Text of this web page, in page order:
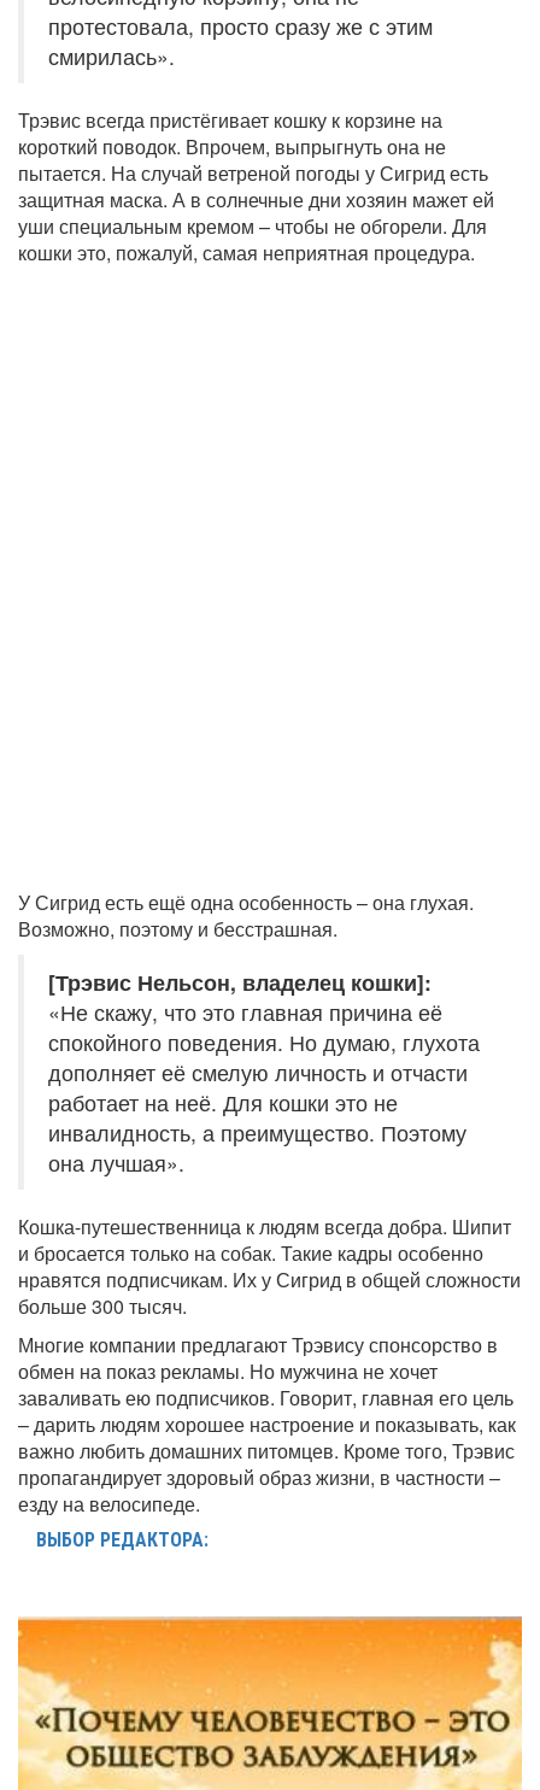
протестовала, просто сразу же с этим
смирилась».
Трэвис всегда пристёгивает кошку к корзине на
короткий поводок. Впрочем, выпрыгнуть она не
пытается. На случай ветреной погоды у Сигрид есть
защитная маска. А в солнечные дни хозяин мажет ей
уши специальным кремом – чтобы не обгорели. Для
кошки это, пожалуй, самая неприятная процедура.
У Сигрид есть ещё одна особенность – она глухая.
Возможно, поэтому и бесстрашная.
[Трэвис Нельсон, владелец кошки]:
«Не скажу, что это главная причина её
спокойного поведения. Но думаю, глухота
дополняет её смелую личность и отчасти
работает на неё. Для кошки это не
инвалидность, а преимущество. Поэтому
она лучшая».
Кошка-путешественница к людям всегда добра. Шипит
и бросается только на собак. Такие кадры особенно
нравятся подписчикам. Их у Сигрид в общей сложности
больше 300 тысяч.
Многие компании предлагают Трэвису спонсорство в
обмен на показ рекламы. Но мужчина не хочет
заваливать ею подписчиков. Говорит, главная его цель
– дарить людям хорошее настроение и показывать, как
важно любить домашних питомцев. Кроме того, Трэвис
пропагандирует здоровый образ жизни, в частности –
езду на велосипеде.
ВЫБОР РЕДАКТОРА: